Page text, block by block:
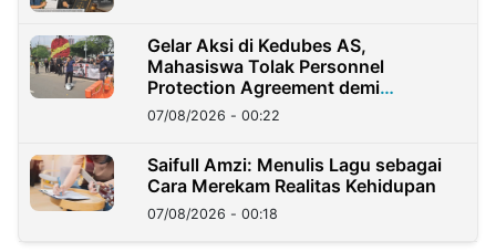
Gelar Aksi di Kedubes AS,
Mahasiswa Tolak Personnel
Protection Agreement demi
Kedaulatan Negara
07/08/2026 - 00:22
Saifull Amzi: Menulis Lagu sebagai
Cara Merekam Realitas Kehidupan
07/08/2026 - 00:18